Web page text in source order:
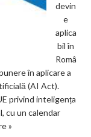
devin
e
aplica
bil în
Româ
în aplicare a
(AI Act).
privind inteligența
cu un calendar
»